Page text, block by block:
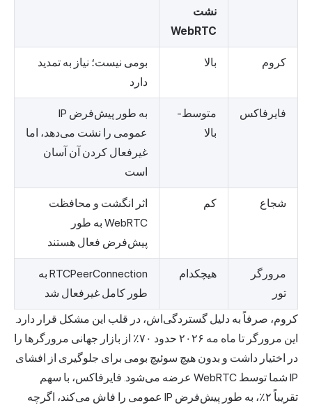
نشت
WebRTC
کروم بالا
بومی نیست؛ نیاز به تمدید
دارد
فایرفاکس
متوسط-
بالا
به طور پیش‌فرض IP
عمومی را نشت می‌دهد، اما
غیرفعال کردن آن آسان
است
شجاع کم
اثر انگشت و محافظت
WebRTC به طور
پیش‌فرض فعال هستند
مرورگر
تور
هیچکدام
RTCPeerConnection به
طور کامل غیرفعال شد
کروم، صرفاً به دلیل گستردگی‌اش، در قلب این مشکل قرار دارد.
این مرورگر تا ماه مه ۲۰۲۶
حدود ۷۰٪ از بازار جهانی مرورگرها
را
در اختیار داشت و بدون هیچ سوئیچ بومی برای جلوگیری از افشای
IP شما توسط WebRTC عرضه می‌شود. فایرفاکس، با سهم
تقریباً ۲٪، به طور پیش‌فرض IP عمومی را فاش می‌کند، اگرچه